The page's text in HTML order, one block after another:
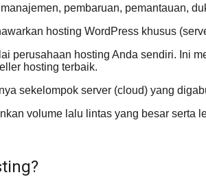
pembaruan, pemantauan,
hosting WordPress khusus
perusahaan hosting Anda sendiri. Ini
hosting terbaik.
sekelompok server (cloud) yang
volume lalu lintas yang besar